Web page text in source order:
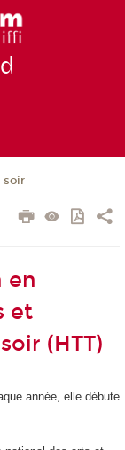
soir
en
et
(HTT)
année, elle débute